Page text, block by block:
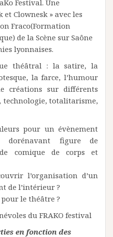
Festival. Une
Clownesk » avec les
Fraco(Formation
de la Scène sur Saône
lyonnaises.
théâtral : la satire, la
la farce, l’humour
créations sur différents
technologie, totalitarisme,
pour un évènement
dorénavant figure de
comique de corps et
l’organisation d’un
de l’intérieur ?
le théâtre ?
du FRAKO festival
en fonction des